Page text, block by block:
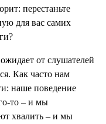
перестаньте
для вас самих
от слушателей
Как часто нам
наше поведение
то – и мы
хвалить – и мы